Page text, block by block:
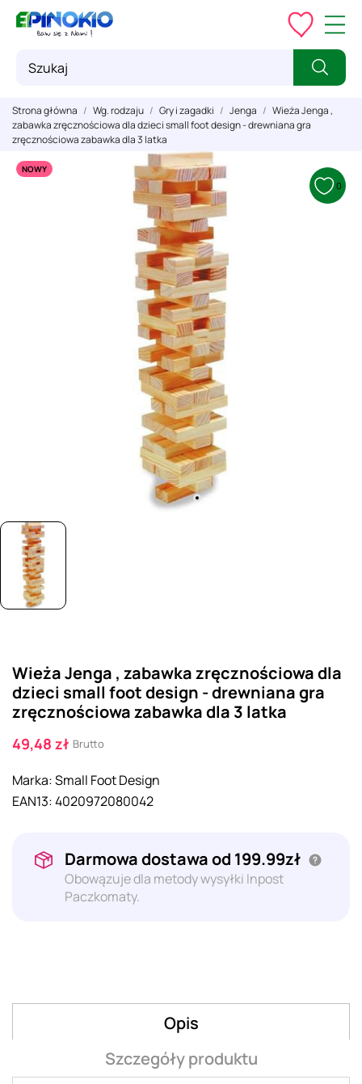
Strona główna Wg. rodzaju Gry i zagadki Jenga
Wieża Jenga ,
zabawka zręcznościowa dla dzieci small foot design - drewniana gra
zręcznościowa zabawka dla 3 latka
NOWY
0
Wieża Jenga , zabawka zręcznościowa dla
dzieci small foot design - drewniana gra
zręcznościowa zabawka dla 3 latka
49,48 zł Brutto
Marka:Small Foot Design
EAN13:4020972080042
Darmowa dostawa od 199.99zł
Obowązuje dla metody wysyłki Inpost
Paczkomaty.
Opis
Szczegóły produktu